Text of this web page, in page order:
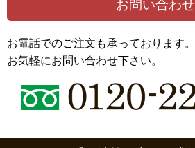
お問い合わせ
お電話でのご注文も承っております。
お気軽にお問い合わせ下さい。